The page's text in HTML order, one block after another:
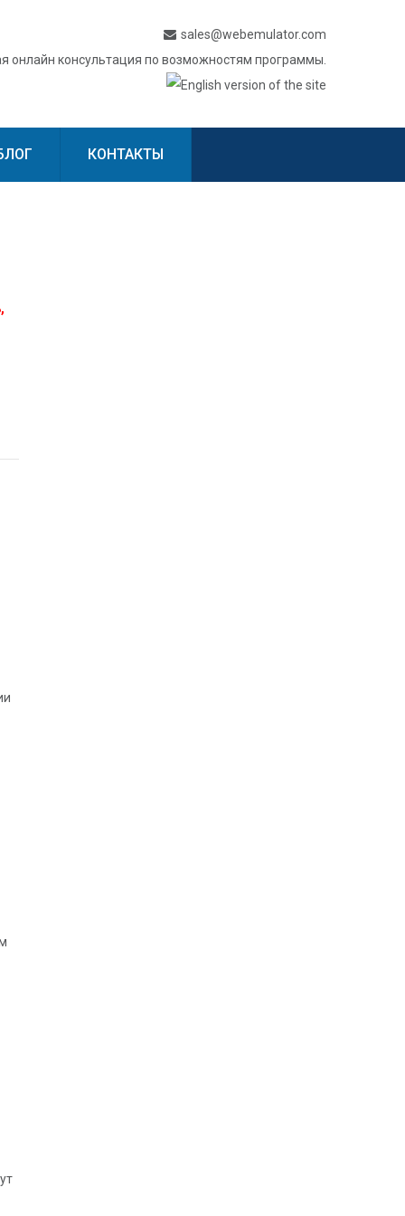
sales@webemulator.com
онлайн консультация по возможностям программы.
КОНТАКТЫ